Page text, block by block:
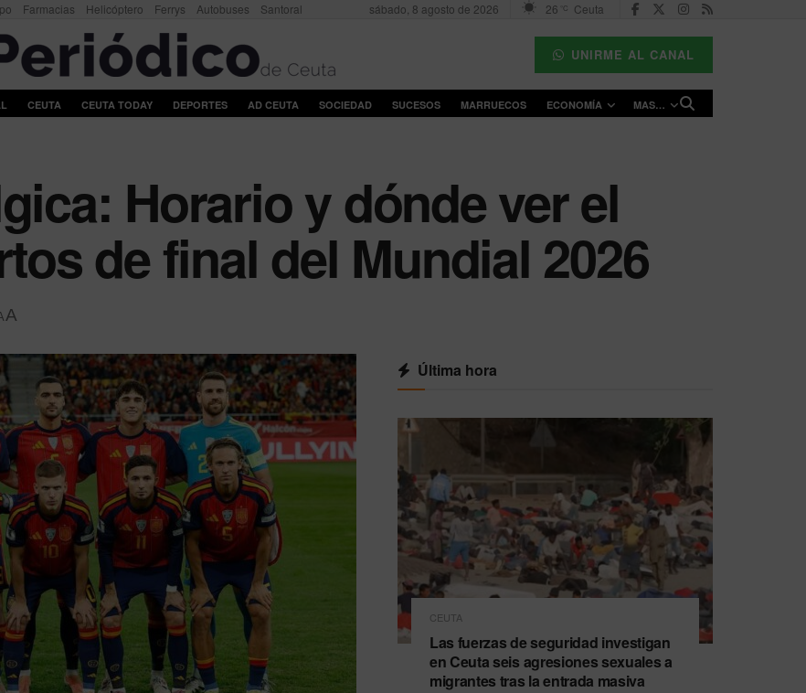
Farmacias Helicóptero Ferrys Autobuses Santoral sábado, 8 agosto de 2026 26 °C Ceuta
UNIRME AL CANAL
CEUTA CEUTA TODAY DEPORTES AD CEUTA SOCIEDAD SUCESOS MARRUECOS ECONOMÍA MAS…
Horario y dónde ver el
de final del Mundial 2026
A
Última hora
CEUTA
Las fuerzas de seguridad investigan
en Ceuta seis agresiones sexuales a
migrantes tras la entrada masiva